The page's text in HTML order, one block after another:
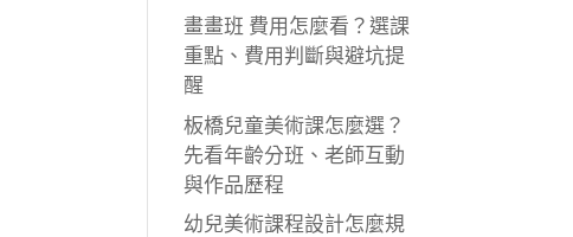
畫畫班 費用怎麼看？選課
重點、費用判斷與避坑提
醒
板橋兒童美術課怎麼選？
先看年齡分班、老師互動
與作品歷程
幼兒美術課程設計怎麼規